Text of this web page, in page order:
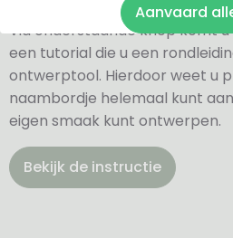
Via onderstaande knop komt
een tutorial die u een
ontwerptool. Hierdoor weet u
naambordje helemaal kunt
eigen smaak kunt ontwerpen.
Bekijk de instructie
Aanvaard